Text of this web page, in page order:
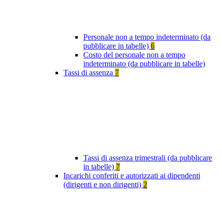
Personale non a tempo indeterminato (da
pubblicare in tabelle) 6
Costo del personale non a tempo
indeterminato (da pubblicare in tabelle)
Tassi di assenza 7
Tassi di assenza trimestrali (da pubblicare
in tabelle) 7
Incarichi conferiti e autorizzati ai dipendenti
(dirigenti e non dirigenti) 2